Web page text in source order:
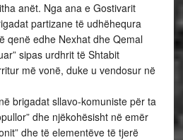
anët. Nga ana e Gostivarit
partizane të udhëhequra
qenë edhe Nexhat dhe Qemal
sipas urdhrit të Shtabit
më vonë, duke u vendosur në
brigadat sllavo-komuniste për ta
dhe njëkohësisht në emër
dhe të elementëve të tjerë